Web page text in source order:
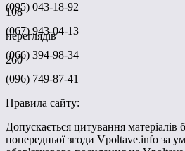
108
переглядів
260
(095) 043-18-92
(067) 943-04-13
(066) 394-98-34
(096) 749-87-41
Правила сайту:
Допускається цитування матеріалів
попередньої згоди Vpoltave.info за